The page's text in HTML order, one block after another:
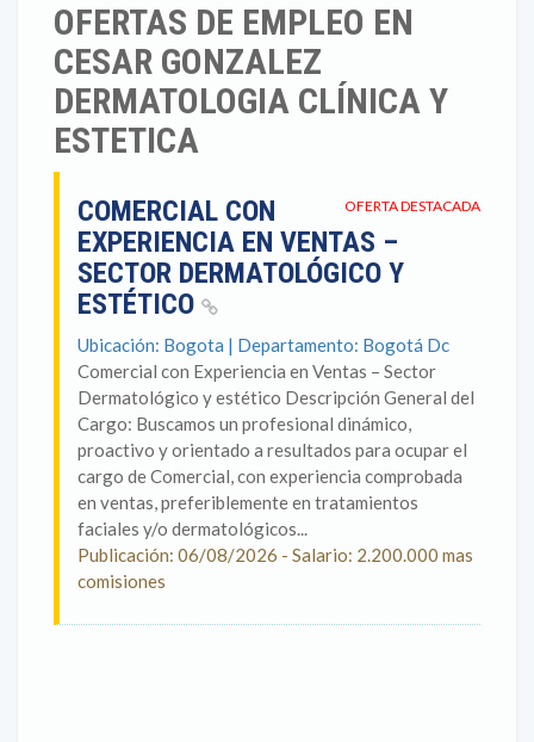
OFERTAS DE EMPLEO EN
CESAR GONZALEZ
DERMATOLOGIA CLÍNICA Y
ESTETICA
OFERTA DESTACADA
COMERCIAL CON
EXPERIENCIA EN VENTAS –
SECTOR DERMATOLÓGICO Y
ESTÉTICO
Ubicación: Bogota | Departamento: Bogotá Dc
Comercial con Experiencia en Ventas – Sector
Dermatológico y estético Descripción General del
Cargo: Buscamos un profesional dinámico,
proactivo y orientado a resultados para ocupar el
cargo de Comercial, con experiencia comprobada
en ventas, preferiblemente en tratamientos
faciales y/o dermatológicos...
Publicación: 06/08/2026 - Salario: 2.200.000 mas
comisiones